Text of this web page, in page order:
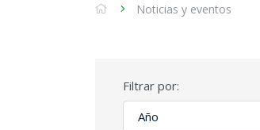
Noticias y eventos
Filtrar por: